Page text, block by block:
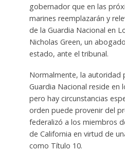
gobernador que en las
marines reemplazarán y
de la Guardia Nacional en
Nicholas Green, un
estado, ante el tribunal.
Normalmente, la autoridad
Guardia Nacional reside en
pero hay circunstancias
orden puede provenir del
federalizó a los miembros
de California en virtud de
como Título 10.